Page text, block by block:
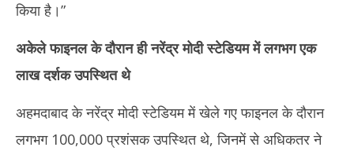
किया है।”
अकेले फाइनल के दौरान ही नरेंद्र मोदी स्टेडियम में लगभग एक
लाख दर्शक उपस्थित थे
अहमदाबाद के नरेंद्र मोदी स्टेडियम में खेले गए फाइनल के दौरान
लगभग 100,000 प्रशंसक उपस्थित थे, जिनमें से अधिकतर ने